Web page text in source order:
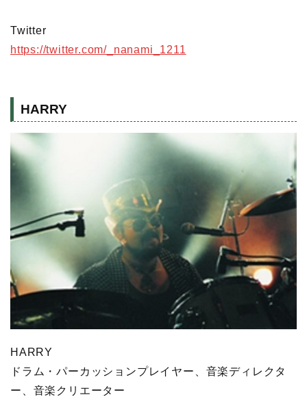
Twitter
https://twitter.com/_nanami_1211
HARRY
HARRY
ドラム・パーカッションプレイヤー、音楽ディレクタ
ー、音楽クリエーター